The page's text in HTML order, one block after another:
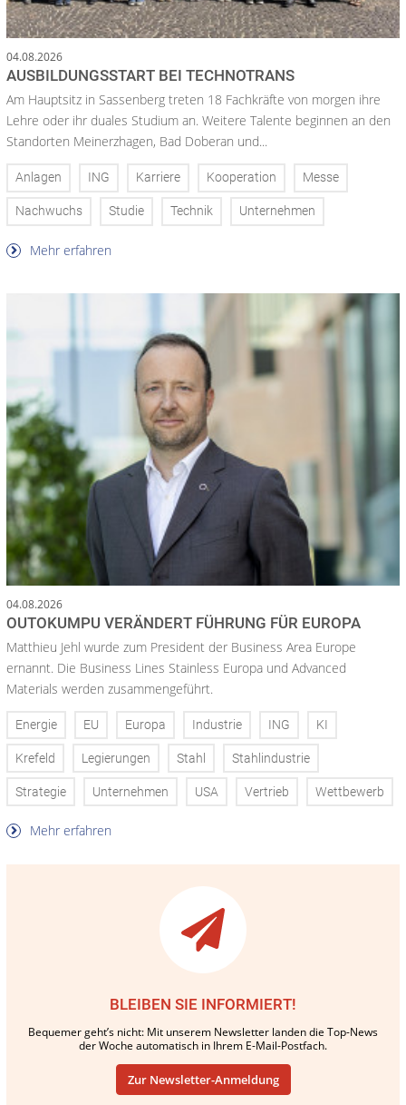
04.08.2026
AUSBILDUNGSSTART BEI TECHNOTRANS
Am Hauptsitz in Sassenberg treten 18 Fachkräfte von morgen ihre
Lehre oder ihr duales Studium an. Weitere Talente beginnen an den
Standorten Meinerzhagen, Bad Doberan und...
Anlagen ING Karriere Kooperation Messe
Nachwuchs Studie Technik Unternehmen
Mehr erfahren
04.08.2026
OUTOKUMPU VERÄNDERT FÜHRUNG FÜR EUROPA
Matthieu Jehl wurde zum President der Business Area Europe
ernannt. Die Business Lines Stainless Europa und Advanced
Materials werden zusammengeführt.
Energie EU Europa Industrie ING KI
Krefeld Legierungen Stahl Stahlindustrie
Strategie Unternehmen USA Vertrieb Wettbewerb
Mehr erfahren
BLEIBEN SIE INFORMIERT!
Bequemer geht’s nicht: Mit unserem Newsletter landen die Top-News
der Woche automatisch in Ihrem E-Mail-Postfach.
Zur Newsletter-Anmeldung